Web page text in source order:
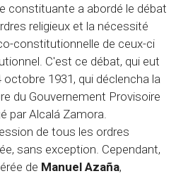
constituante a abordé le débat
religieux et la nécessité
constitutionnelle de ceux-ci
C'est ce débat, qui eut
octobre 1931, qui déclencha la
du Gouvernement Provisoire
par Alcalá Zamora.
de tous les ordres
sans exception. Cependant,
de Manuel Azaña,